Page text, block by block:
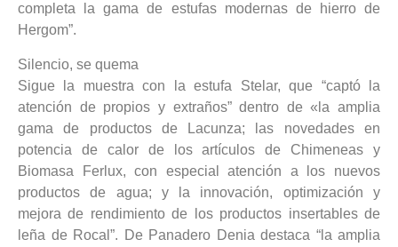
completa la gama de estufas modernas de hierro de
Hergom”.
Silencio, se quema
Sigue la muestra con la estufa Stelar, que “captó la
atención de propios y extraños” dentro de «la amplia
gama de productos de Lacunza; las novedades en
potencia de calor de los artículos de Chimeneas y
Biomasa Ferlux, con especial atención a los nuevos
productos de agua; y la innovación, optimización y
mejora de rendimiento de los productos insertables de
leña de Rocal”. De Panadero Denia destaca “la amplia